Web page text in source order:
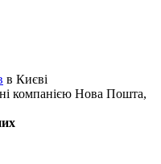
в Києві
компанією Нова Пошта,